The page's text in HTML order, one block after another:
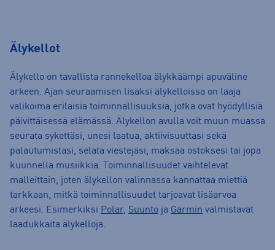
Älykellot
Älykello on tavallista rannekelloa älykkäämpi apuväline
arkeen. Ajan seuraamisen lisäksi älykelloissa on laaja
valikoima erilaisia toiminnallisuuksia, jotka ovat hyödyllisiä
päivittäisessä elämässä. Älykellon avulla voit muun muassa
seurata sykettäsi, unesi laatua, aktiivisuuttasi sekä
palautumistasi, selata viestejäsi, maksaa ostoksesi tai jopa
kuunnella musiikkia. Toiminnallisuudet vaihtelevat
malleittain, joten älykellon valinnassa kannattaa miettiä
tarkkaan, mitkä toiminnallisuudet tarjoavat lisäarvoa
arkeesi. Esimerkiksi Polar, Suunto ja Garmin valmistavat
laadukkaita älykelloja.